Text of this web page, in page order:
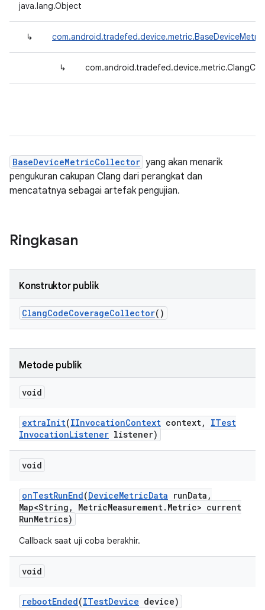
java.lang.Object
↳
↳
BaseDeviceMetricCollector yang akan menarik
pengukuran cakupan Clang dari perangkat dan
mencatatnya sebagai artefak pengujian.
Ringkasan
Konstruktor publik
ClangCodeCoverageCollector()
Metode publik
void
extraInit(IInvocationContext context,
ITest
InvocationListener listener)
void
onTestRunEnd(DeviceMetricData runData ,
Map<String , MetricMeasurement. Metric> current
RunMetrics)
Callback saat uji coba berakhir.
void
rebootEnded(ITestDevice device)